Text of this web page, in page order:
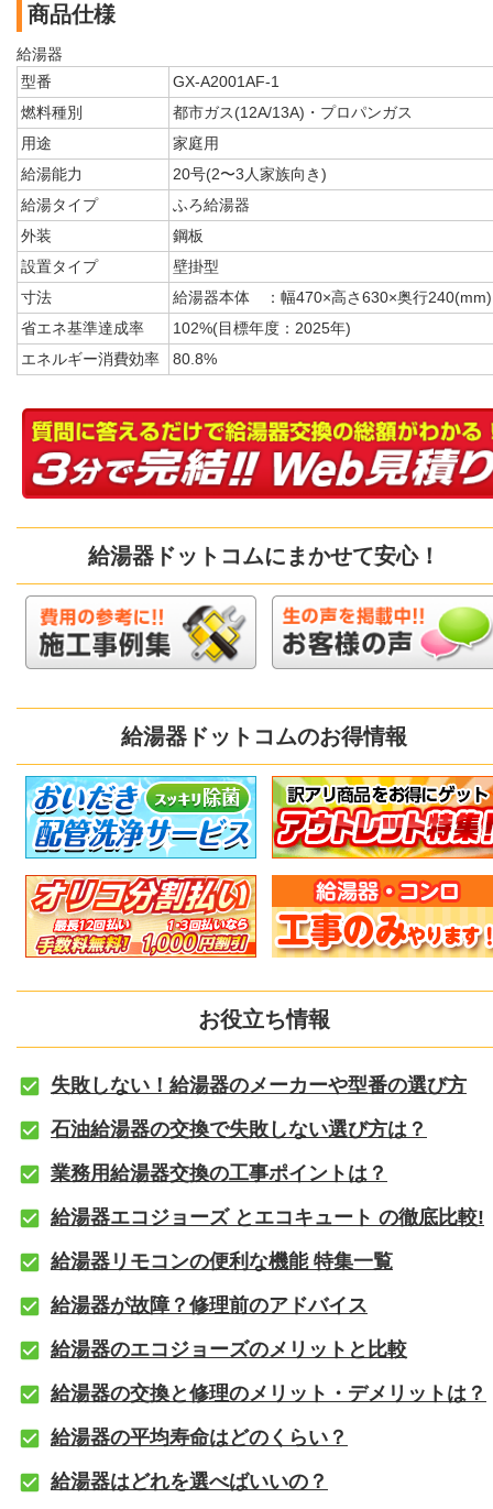
商品仕様
給湯器
型番
GX-A2001AF-1
燃料種別
都市ガス(12A/13A)・プロパンガス
用途
家庭用
給湯能力
20号(2〜3人家族向き)
給湯タイプ
ふろ給湯器
外装
鋼板
設置タイプ
壁掛型
寸法
給湯器本体 ：幅470×高さ630×奥行240(mm)
省エネ基準達成率
102%(目標年度：2025年)
エネルギー消費効率
80.8%
給湯器ドットコムにまかせて安心！
給湯器ドットコムのお得情報
お役立ち情報
失敗しない！給湯器のメーカーや型番の選び方
石油給湯器の交換で失敗しない選び方は？
業務用給湯器交換の工事ポイントは？
給湯器エコジョーズ とエコキュート の徹底比較!
給湯器リモコンの便利な機能 特集一覧
給湯器が故障？修理前のアドバイス
給湯器のエコジョーズのメリットと比較
給湯器の交換と修理のメリット・デメリットは？
給湯器の平均寿命はどのくらい？
給湯器はどれを選べばいいの？